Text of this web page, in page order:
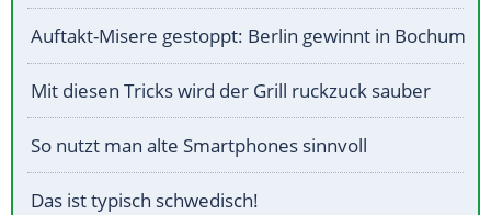
Auftakt-Misere gestoppt: Berlin gewinnt in Bochum
Mit diesen Tricks wird der Grill ruckzuck sauber
So nutzt man alte Smartphones sinnvoll
Das ist typisch schwedisch!